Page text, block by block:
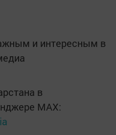
и интересным в
в
MАХ: